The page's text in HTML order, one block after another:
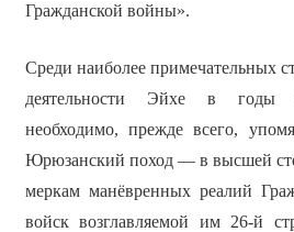
Гражданской войны».
Среди наиболее примечательных
деятельности Эйхе в годы
необходимо, прежде всего,
Юрюзанский поход — в высшей
меркам манёвренных реалий
войск возглавляемой им 26-й